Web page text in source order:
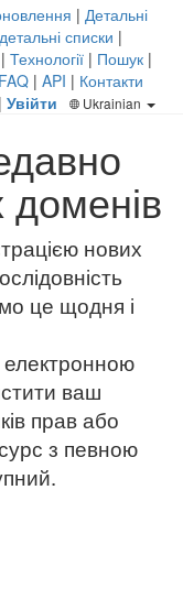
| Детальні
списки |
| Технології | Пошук |
FAQ | API | Контакти
| Увійти Ukrainian
доменів
нових
це щодня і
ваш
прав або
з певною